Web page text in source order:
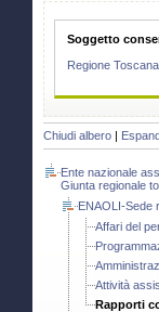
Soggetto
Regione
Chiudi albero
Ente nazionale
Giunta regionale
ENAOLI-Sede
Affari del
Attività
Rapporti